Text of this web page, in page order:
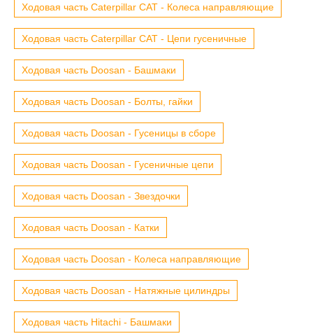
Ходовая часть Caterpillar CAT - Колеса направляющие
Ходовая часть Caterpillar CAT - Цепи гусеничные
Ходовая часть Doosan - Башмаки
Ходовая часть Doosan - Болты, гайки
Ходовая часть Doosan - Гусеницы в сборе
Ходовая часть Doosan - Гусеничные цепи
Ходовая часть Doosan - Звездочки
Ходовая часть Doosan - Катки
Ходовая часть Doosan - Колеса направляющие
Ходовая часть Doosan - Натяжные цилиндры
Ходовая часть Hitachi - Башмаки